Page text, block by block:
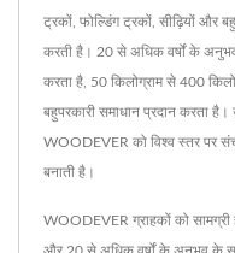
ट्रकों, फोल्डिंग ट्रकों, सीढ़ियों और
करती है। 20 से अधिक वर्षों के
करता है, 50 किलोग्राम से 400
बहुपरकारी समाधान प्रदान करता है।
WOODEVER को विश्व स्तर पर
बनाती है।
WOODEVER ग्राहकों को